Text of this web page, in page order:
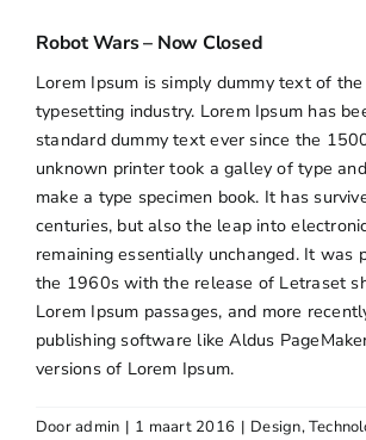
Openingstijden
Contact
Robot Wars – Now Closed
Lorem Ipsum is simply dummy text of
typesetting industry. Lorem Ipsum has
standard dummy text ever since the
unknown printer took a galley of type
make a type specimen book. It has
centuries, but also the leap into
remaining essentially unchanged. It was
the 1960s with the release of Letraset
Lorem Ipsum passages, and more
publishing software like Aldus
versions of Lorem Ipsum.
Dooradmin | 1 maart 2016 | Design,